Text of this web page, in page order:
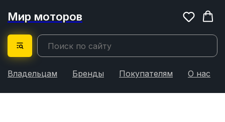
Мир моторов
Владельцам Бренды Покупателям О нас